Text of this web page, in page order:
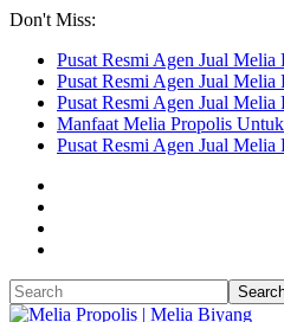
Don't Miss:
Pusat Resmi Agen Jual
Pusat Resmi Agen Jual
Pusat Resmi Agen Jual
Manfaat Melia Propolis
Pusat Resmi Agen Jual